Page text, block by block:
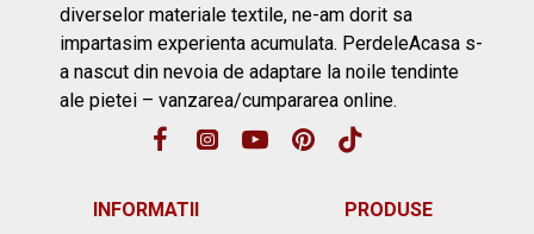
diverselor materiale textile, ne-am dorit sa
impartasim experienta acumulata. PerdeleAcasa s-
a nascut din nevoia de adaptare la noile tendinte
ale pietei – vanzarea/cumpararea online.
INFORMATII PRODUSE